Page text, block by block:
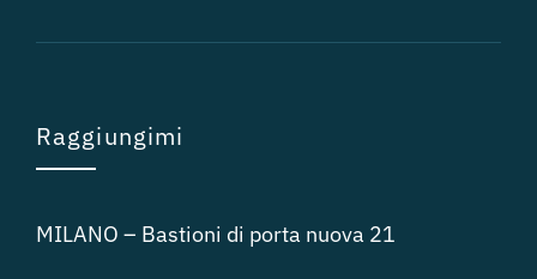
Raggiungimi
MILANO – Bastioni di porta nuova 21